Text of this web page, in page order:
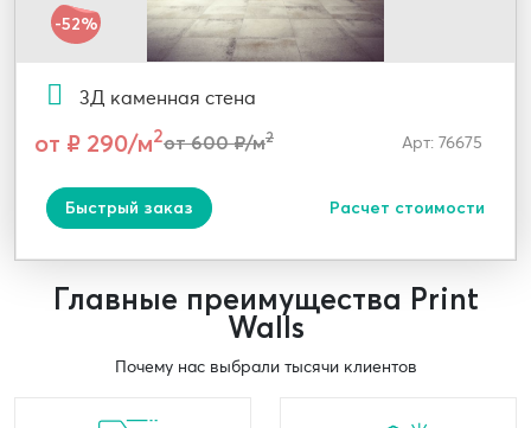
-52%
3Д каменная стена
от ₽ 290/м2от 600 ₽/м2 Арт: 76675
Быстрый заказ Расчет стоимости
Главные преимущества Print
Walls
Почему нас выбрали тысячи клиентов